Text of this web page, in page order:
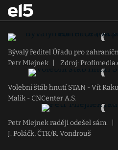
Bývalý ředitel Úřadu pro
Petr Mlejnek
Zdroj:
Volební štáb hnutí STAN - Vít
Malik - CNCenter A.S.
Petr Mlejnek raději odešel sám.
J. Poláčk, ČTK/R. Vondrouš